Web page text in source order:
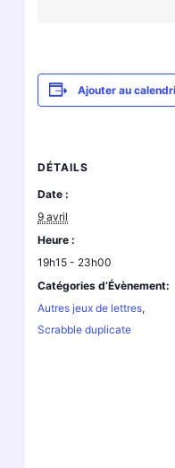
Ajouter au
DÉTAILS
Date :
9 avril
Heure :
19h15 - 23h00
Catégories d’Évènement:
Autres jeux de lettres,
Scrabble duplicate